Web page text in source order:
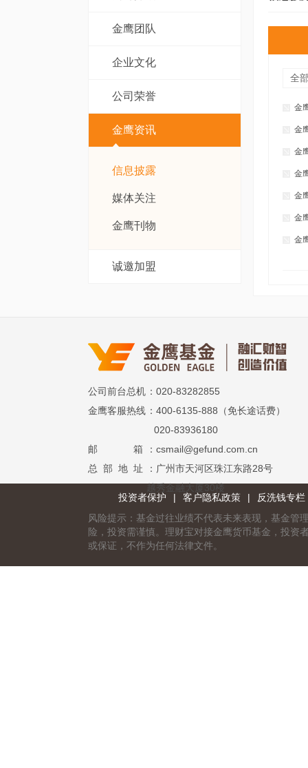
金鹰团队
企业文化
公司荣誉
金鹰资讯
信息披露
媒体关注
金鹰刊物
诚邀加盟
全
金
金
金
金
金
金
金
公司前台总机 ：020-83282855
金鹰客服热线 ：400-6135-888（免长途话费）
020-83936180
邮 箱
：csmail@gefund.com.cn
总 部 地 址
：广州市天河区珠江东路28号
越秀金融大厦30楼
投资者保护
| 客户隐私政策 |
反洗钱专栏
风险提示：基金过往业绩不代表未来表现，基金管
险，投资需谨慎。理财宝对接金鹰货币基金，投资
或保证，不作为任何法律文件。